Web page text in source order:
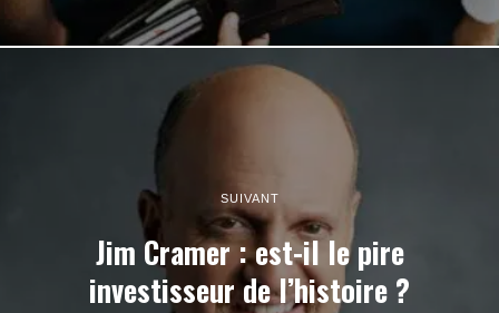
SUIVANT
Jim Cramer : est-il le pire
investisseur de l’histoire ?